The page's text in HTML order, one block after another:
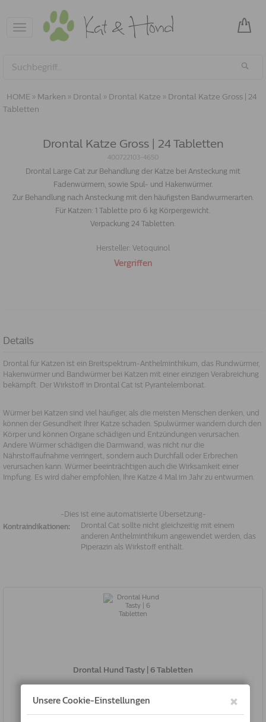
Toggle
navigation
HOME » Marken » Drontal » Drontal Katze » Drontal Katze Gross | 24
Tabletten
Drontal Katze Gross | 24 Tabletten
400722103-4650
Drontal Large Cat zur Behandlung der Katze bei Ansteckung mit
Fadenwürmern, sowie Spul- und Hakenwürmer.
Zur Behandlung nach Ansteckung mit den häufigsten Bandwurmerarten.
Für Katzen: 1 Tablette pro 6 kg Körpergewicht.
Verpackung 24 Tabletten.
Hersteller: Vetoquinol
Vergriffen
Details
Drontal für Katzen ist ein Breitspektrum-Anthelminthikum, das Rundwürmer,
Hakenwürmer und Bandwürmer bei Katzen mit einer einzigen Verabreichung
bekämpft. Der Wirkstoff in Drontal Cat ist Pyrantelembonat.
Würmer bei Katzen sind viel häufiger, als die meisten Menschen denken, und
können der Gesundheit Ihrer Katze schaden. Spulwürmer wandern durch den
Körper und können Organe schädigen und Entzündungen verursachen.
Andere Würmer schädigen die Darmwand, was nicht nur die
Nährstoffaufnahme verringert, sondern auch Durchfall oder Erbrechen
verursachen kann. Würmer beeinträchtigen auch die Wirksamkeit einer
Impfung. Es wird daher empfohlen, Ihre Katze 4 Mal im Jahr zu entwurmen.
-Dies ist eine automatisierte Übersetzung-
Kontraindikationen:
Drontal Cat sollte nicht gleichzeitig mit einem
anderen Anthelminthikum angewendet werden, das
Piperazin als Wirkstoff enthält.
Drontal Hund Tasty | 6 Tabletten
Jetzt kaufen